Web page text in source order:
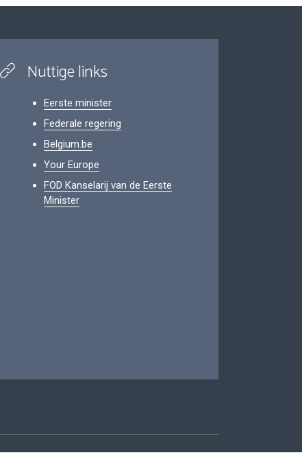
Nuttige links
Eerste minister
Federale regering
Belgium.be
Your Europe
FOD Kanselarij van de Eerste
Minister